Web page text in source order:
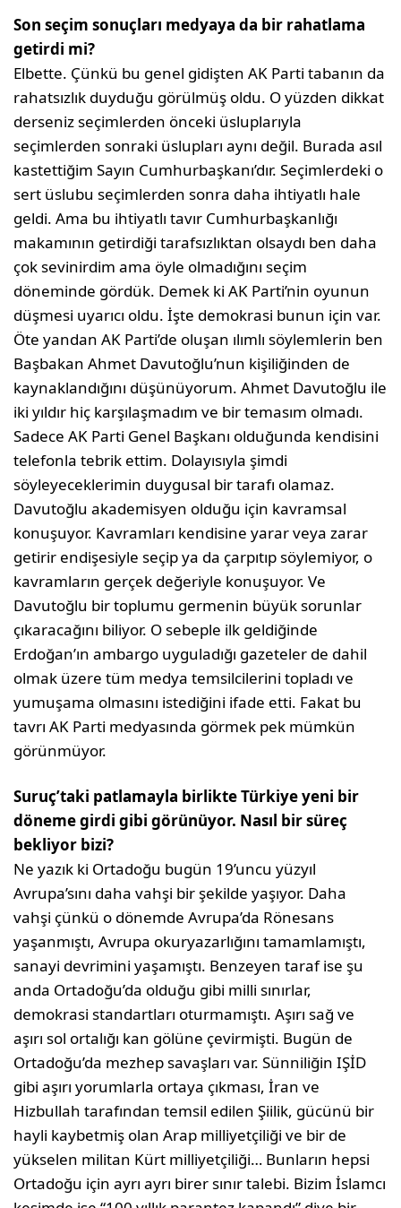
Son seçim sonuçları medyaya da bir rahatlama
getirdi mi?
Elbette. Çünkü bu genel gidişten AK Parti tabanın da
rahatsızlık duyduğu görülmüş oldu. O yüzden dikkat
derseniz seçimlerden önceki üsluplarıyla
seçimlerden sonraki üslupları aynı değil. Burada asıl
kastettiğim Sayın Cumhurbaşkanı’dır. Seçimlerdeki o
sert üslubu seçimlerden sonra daha ihtiyatlı hale
geldi. Ama bu ihtiyatlı tavır Cumhurbaşkanlığı
makamının getirdiği tarafsızlıktan olsaydı ben daha
çok sevinirdim ama öyle olmadığını seçim
döneminde gördük. Demek ki AK Parti’nin oyunun
düşmesi uyarıcı oldu. İşte demokrasi bunun için var.
Öte yandan AK Parti’de oluşan ılımlı söylemlerin ben
Başbakan Ahmet Davutoğlu’nun kişiliğinden de
kaynaklandığını düşünüyorum. Ahmet Davutoğlu ile
iki yıldır hiç karşılaşmadım ve bir temasım olmadı.
Sadece AK Parti Genel Başkanı olduğunda kendisini
telefonla tebrik ettim. Dolayısıyla şimdi
söyleyeceklerimin duygusal bir tarafı olamaz.
Davutoğlu akademisyen olduğu için kavramsal
konuşuyor. Kavramları kendisine yarar veya zarar
getirir endişesiyle seçip ya da çarpıtıp söylemiyor, o
kavramların gerçek değeriyle konuşuyor. Ve
Davutoğlu bir toplumu germenin büyük sorunlar
çıkaracağını biliyor. O sebeple ilk geldiğinde
Erdoğan’ın ambargo uyguladığı gazeteler de dahil
olmak üzere tüm medya temsilcilerini topladı ve
yumuşama olmasını istediğini ifade etti. Fakat bu
tavrı AK Parti medyasında görmek pek mümkün
görünmüyor.
Suruç’taki patlamayla birlikte Türkiye yeni bir
döneme girdi gibi görünüyor. Nasıl bir süreç
bekliyor bizi?
Ne yazık ki Ortadoğu bugün 19’uncu yüzyıl
Avrupa’sını daha vahşi bir şekilde yaşıyor. Daha
vahşi çünkü o dönemde Avrupa’da Rönesans
yaşanmıştı, Avrupa okuryazarlığını tamamlamıştı,
sanayi devrimini yaşamıştı. Benzeyen taraf ise şu
anda Ortadoğu’da olduğu gibi milli sınırlar,
demokrasi standartları oturmamıştı. Aşırı sağ ve
aşırı sol ortalığı kan gölüne çevirmişti. Bugün de
Ortadoğu’da mezhep savaşları var. Sünniliğin IŞİD
gibi aşırı yorumlarla ortaya çıkması, İran ve
Hizbullah tarafından temsil edilen Şiilik, gücünü bir
hayli kaybetmiş olan Arap milliyetçiliği ve bir de
yükselen militan Kürt milliyetçiliği… Bunların hepsi
Ortadoğu için ayrı ayrı birer sınır talebi. Bizim İslamcı